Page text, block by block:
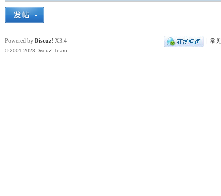
常
Powered by Discuz! X3.4
© 2001-2023 Discuz! Team